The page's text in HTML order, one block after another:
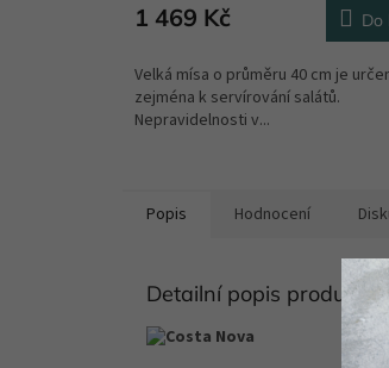
1 469 Kč Do
Velká mísa o průměru 40 cm je
zejména k servírování salátů.
Nepravidelnosti v...
Popis Hodnocení
Detailní popis produktu